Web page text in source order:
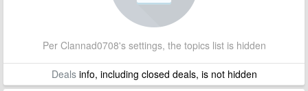
Per Clannad0708's settings, the topics list is hidden
Dealsinfo, including closed deals, is not hidden